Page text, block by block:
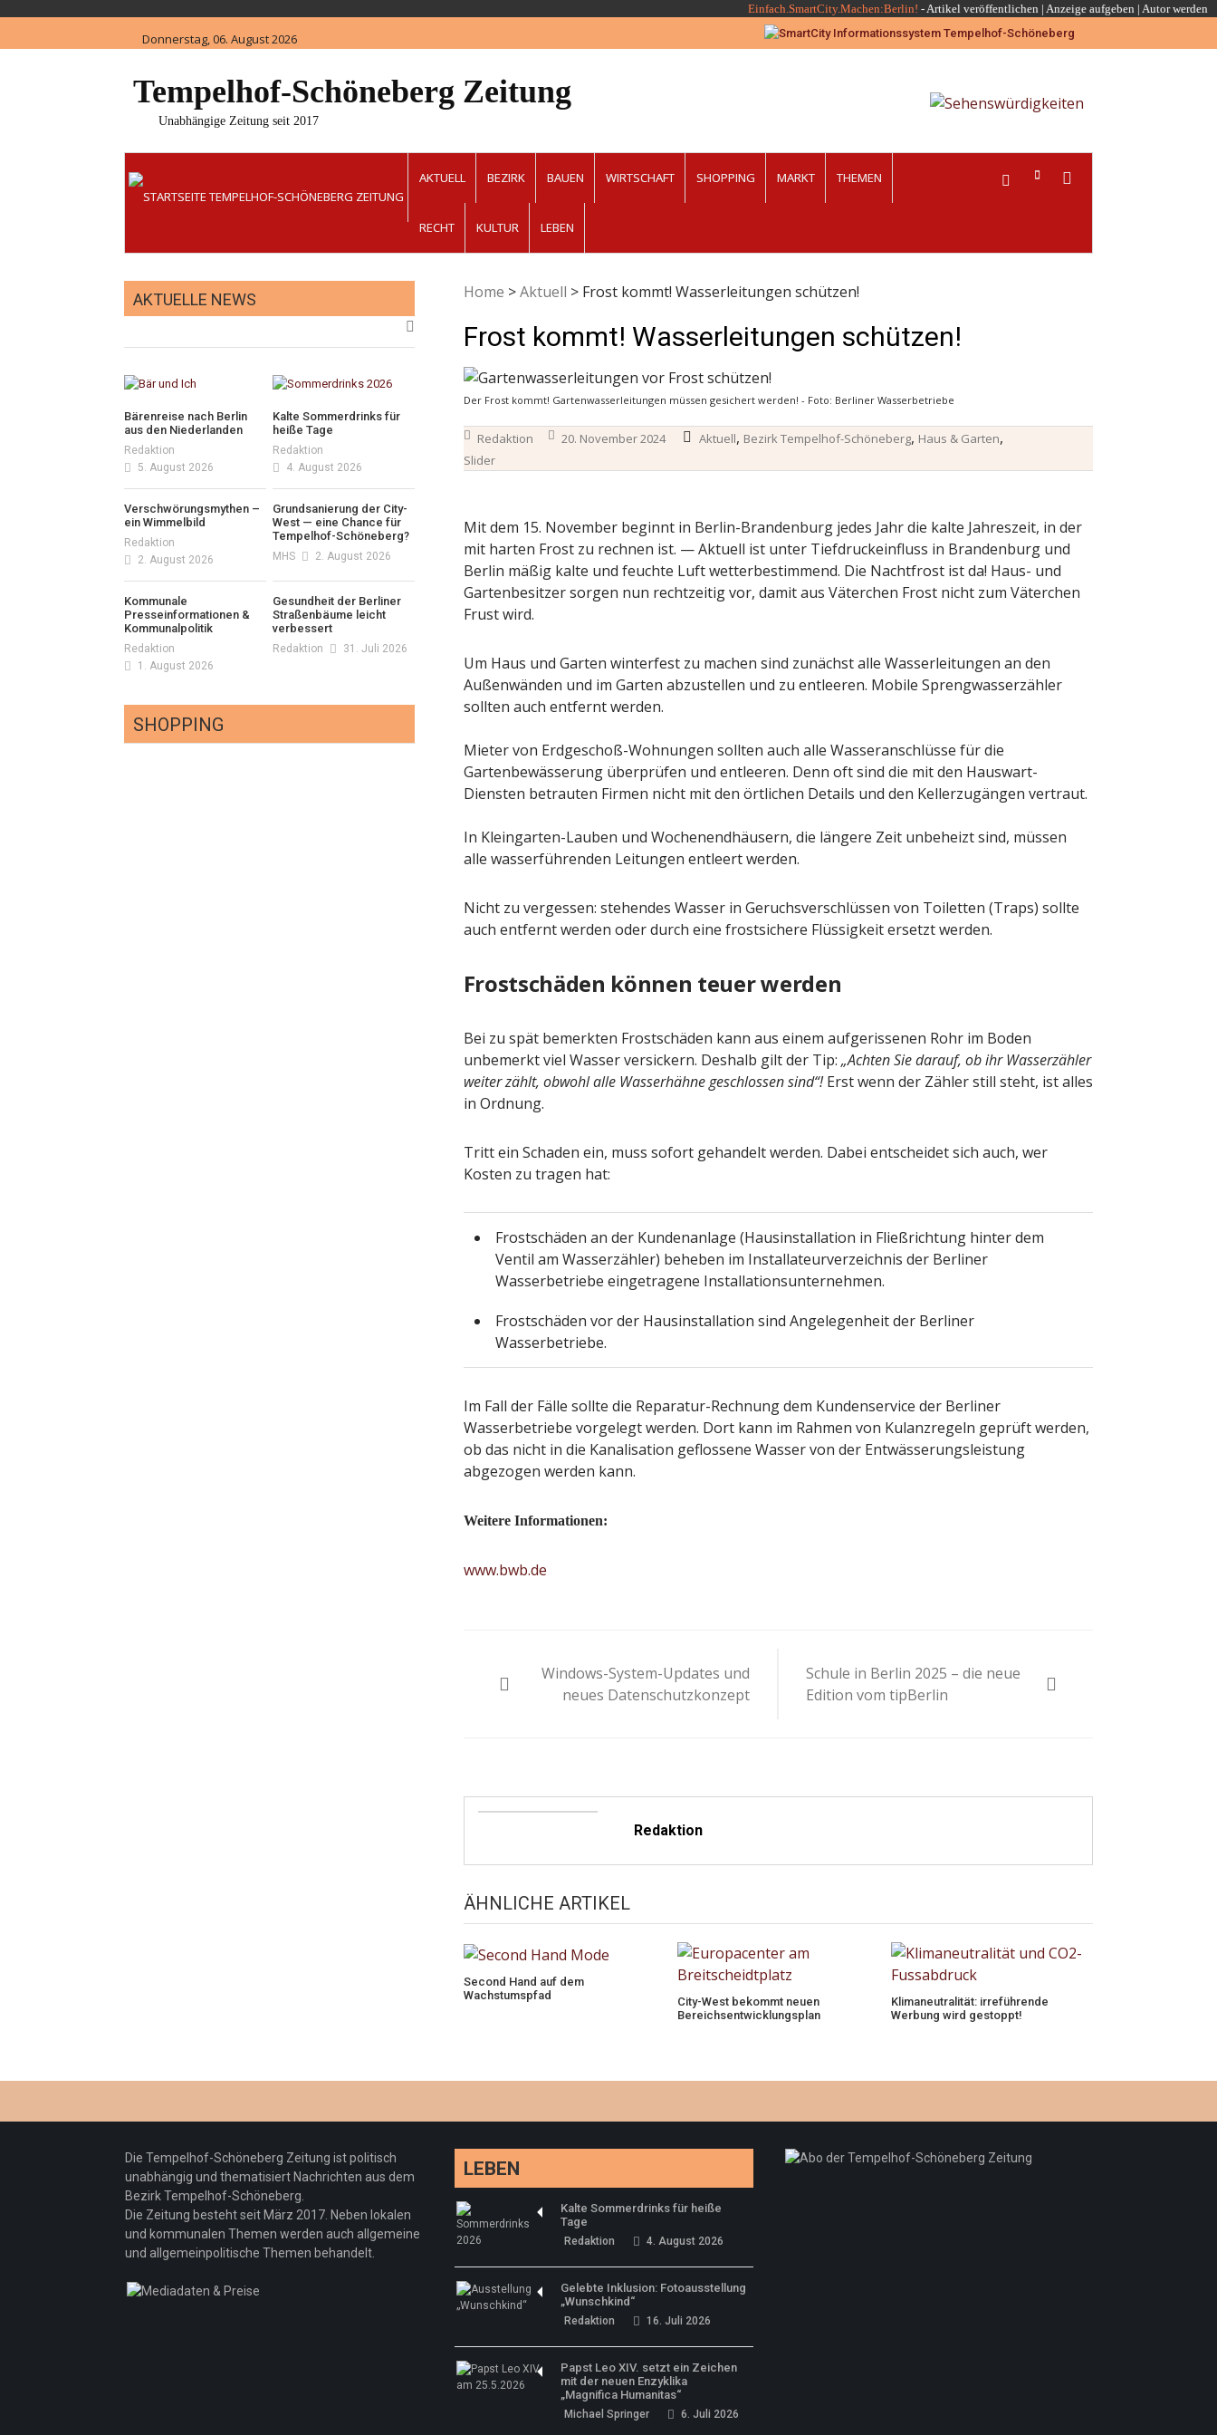
content
Einfach.SmartCity.Machen:Berlin! -Artikel veröffentlichen | Anzeige aufgeben | Autor werden
Donnerstag, 06. August 2026
Tempelhof-Schöneberg Zeitung
Unabhängige Zeitung seit 2017
AKTUELL BEZIRK BAUEN WIRTSCHAFT SHOPPING MARKT THEMEN
RECHT KULTUR LEBEN
Home >Aktuell > Frost kommt! Wasserleitungen schützen!
Frost kommt! Wasserleitungen schützen!
Der Frost kommt! Gartenwasserleitungen müssen gesichert werden! - Foto: Berliner Wasserbetriebe
Redaktion 20. November 2024 Aktuell, Bezirk Tempelhof-Schöneberg, Haus & Garten,
Slider
Mit dem 15. November beginnt in Berlin-Brandenburg jedes Jahr die kalte Jahreszeit, in der
mit harten Frost zu rechnen ist. — Aktuell ist unter Tiefdruckeinfluss in Brandenburg und
Berlin mäßig kalte und feuchte Luft wetterbestimmend. Die Nachtfrost ist da! Haus- und
Gartenbesitzer sorgen nun rechtzeitig vor, damit aus Väterchen Frost nicht zum Väterchen
Frust wird.
Um Haus und Garten winterfest zu machen sind zunächst alle Wasserleitungen an den
Außenwänden und im Garten abzustellen und zu entleeren. Mobile Sprengwasserzähler
sollten auch entfernt werden.
Mieter von Erdgeschoß-Wohnungen sollten auch alle Wasseranschlüsse für die
Gartenbewässerung überprüfen und entleeren. Denn oft sind die mit den Hauswart-
Diensten betrauten Firmen nicht mit den örtlichen Details und den Kellerzugängen vertraut.
In Kleingarten-Lauben und Wochenendhäusern, die längere Zeit unbeheizt sind, müssen
alle wasserführenden Leitungen entleert werden.
Nicht zu vergessen: stehendes Wasser in Geruchsverschlüssen von Toiletten (Traps) sollte
auch entfernt werden oder durch eine frostsichere Flüssigkeit ersetzt werden.
Frostschäden können teuer werden
Bei zu spät bemerkten Frostschäden kann aus einem aufgerissenen Rohr im Boden
unbemerkt viel Wasser versickern. Deshalb gilt der Tip: „Achten Sie darauf, ob ihr Wasserzähler
weiter zählt, obwohl alle Wasserhähne geschlossen sind“!Erst wenn der Zähler still steht, ist alles
in Ordnung.
Tritt ein Schaden ein, muss sofort gehandelt werden. Dabei entscheidet sich auch, wer
Kosten zu tragen hat:
Frostschäden an der Kundenanlage (Hausinstallation in Fließrichtung hinter dem
Ventil am Wasserzähler) beheben im Installateurverzeichnis der Berliner
Wasserbetriebe eingetragene Installationsunternehmen.
Frostschäden vor der Hausinstallation sind Angelegenheit der Berliner
Wasserbetriebe.
Im Fall der Fälle sollte die Reparatur-Rechnung dem Kundenservice der Berliner
Wasserbetriebe vorgelegt werden. Dort kann im Rahmen von Kulanzregeln geprüft werden,
ob das nicht in die Kanalisation geflossene Wasser von der Entwässerungsleistung
abgezogen werden kann.
Weitere Informationen:
www.bwb.de
Windows-System-Updates und
neues Datenschutzkonzept
Schule in Berlin 2025 – die neue
Edition vom tipBerlin
Redaktion
ÄHNLICHE ARTIKEL
Second Hand auf dem
Wachstumspfad
City-West bekommt neuen
Bereichsentwicklungsplan
Klimaneutralität: irreführende
Werbung wird gestoppt!
AKTUELLE NEWS
Bärenreise nach Berlin
aus den Niederlanden
Redaktion
5. August 2026
Kalte Sommerdrinks für
heiße Tage
Redaktion
4. August 2026
Verschwörungsmythen –
ein Wimmelbild
Redaktion
2. August 2026
Grundsanierung der City-
West — eine Chance für
Tempelhof-Schöneberg?
MHS 2. August 2026
Kommunale
Presseinformationen &
Kommunalpolitik
Redaktion
1. August 2026
Gesundheit der Berliner
Straßenbäume leicht
verbessert
Redaktion 31. Juli 2026
SHOPPING
Die Tempelhof-Schöneberg Zeitung ist politisch
unabhängig und thematisiert Nachrichten aus dem
Bezirk Tempelhof-Schöneberg.
Die Zeitung besteht seit März 2017. Neben lokalen
und kommunalen Themen werden auch allgemeine
und allgemeinpolitische Themen behandelt.
LEBEN
Kalte Sommerdrinks für heiße
Tage
Redaktion 4. August 2026
Gelebte Inklusion: Fotoausstellung
„Wunschkind“
Redaktion 16. Juli 2026
Papst Leo XIV. setzt ein Zeichen
mit der neuen Enzyklika
„Magnifica Humanitas“
Michael Springer 6. Juli 2026